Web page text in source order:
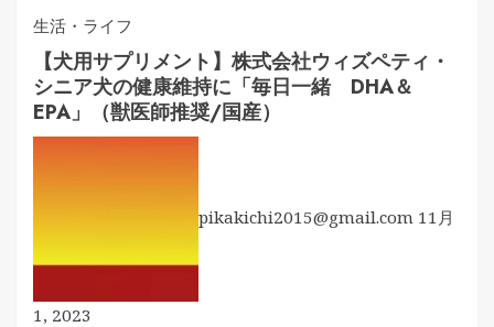
生活・ライフ
【犬用サプリメント】株式会社ウィズペティ・
シニア犬の健康維持に「毎日一緒 DHA＆
EPA」（獣医師推奨/国産）
pikakichi2015@gmail.com 11月
1, 2023